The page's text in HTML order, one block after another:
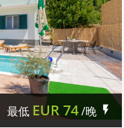
最低 EUR74/晚